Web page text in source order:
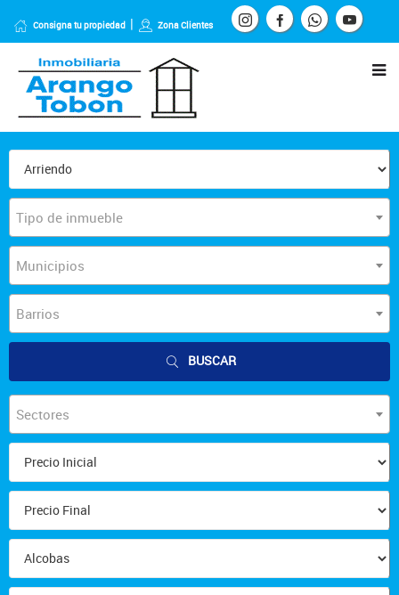
Consigna tu propiedad Zona Clientes
Tipo de inmueble
Municipios
Barrios
BUSCAR
Sectores